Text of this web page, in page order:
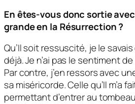
En êtes-vous donc sortie
grande en la Résurrection ?
Qu’Il soit ressuscité, je le
déjà. Je n’ai pas le sentiment
Par contre, j’en ressors avec
sa miséricorde. Celle qu’Il m’a
permettant d’entrer au